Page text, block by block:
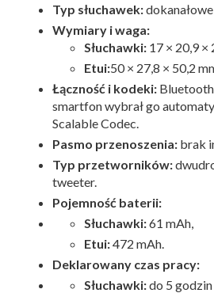
Typ słuchawek:
Wymiary i waga:
Słuchawki: 17 × 20,9 ×
Etui:50 × 27,8 × 50,2
Łączność i kodeki:
smartfon wybrał go
Scalable Codec.
Pasmo przenoszenia: brak
Typ przetworników:
tweeter.
Pojemność baterii:
Słuchawki:61 mAh,
Etui:472 mAh.
Deklarowany czas pracy:
Słuchawki:do 5